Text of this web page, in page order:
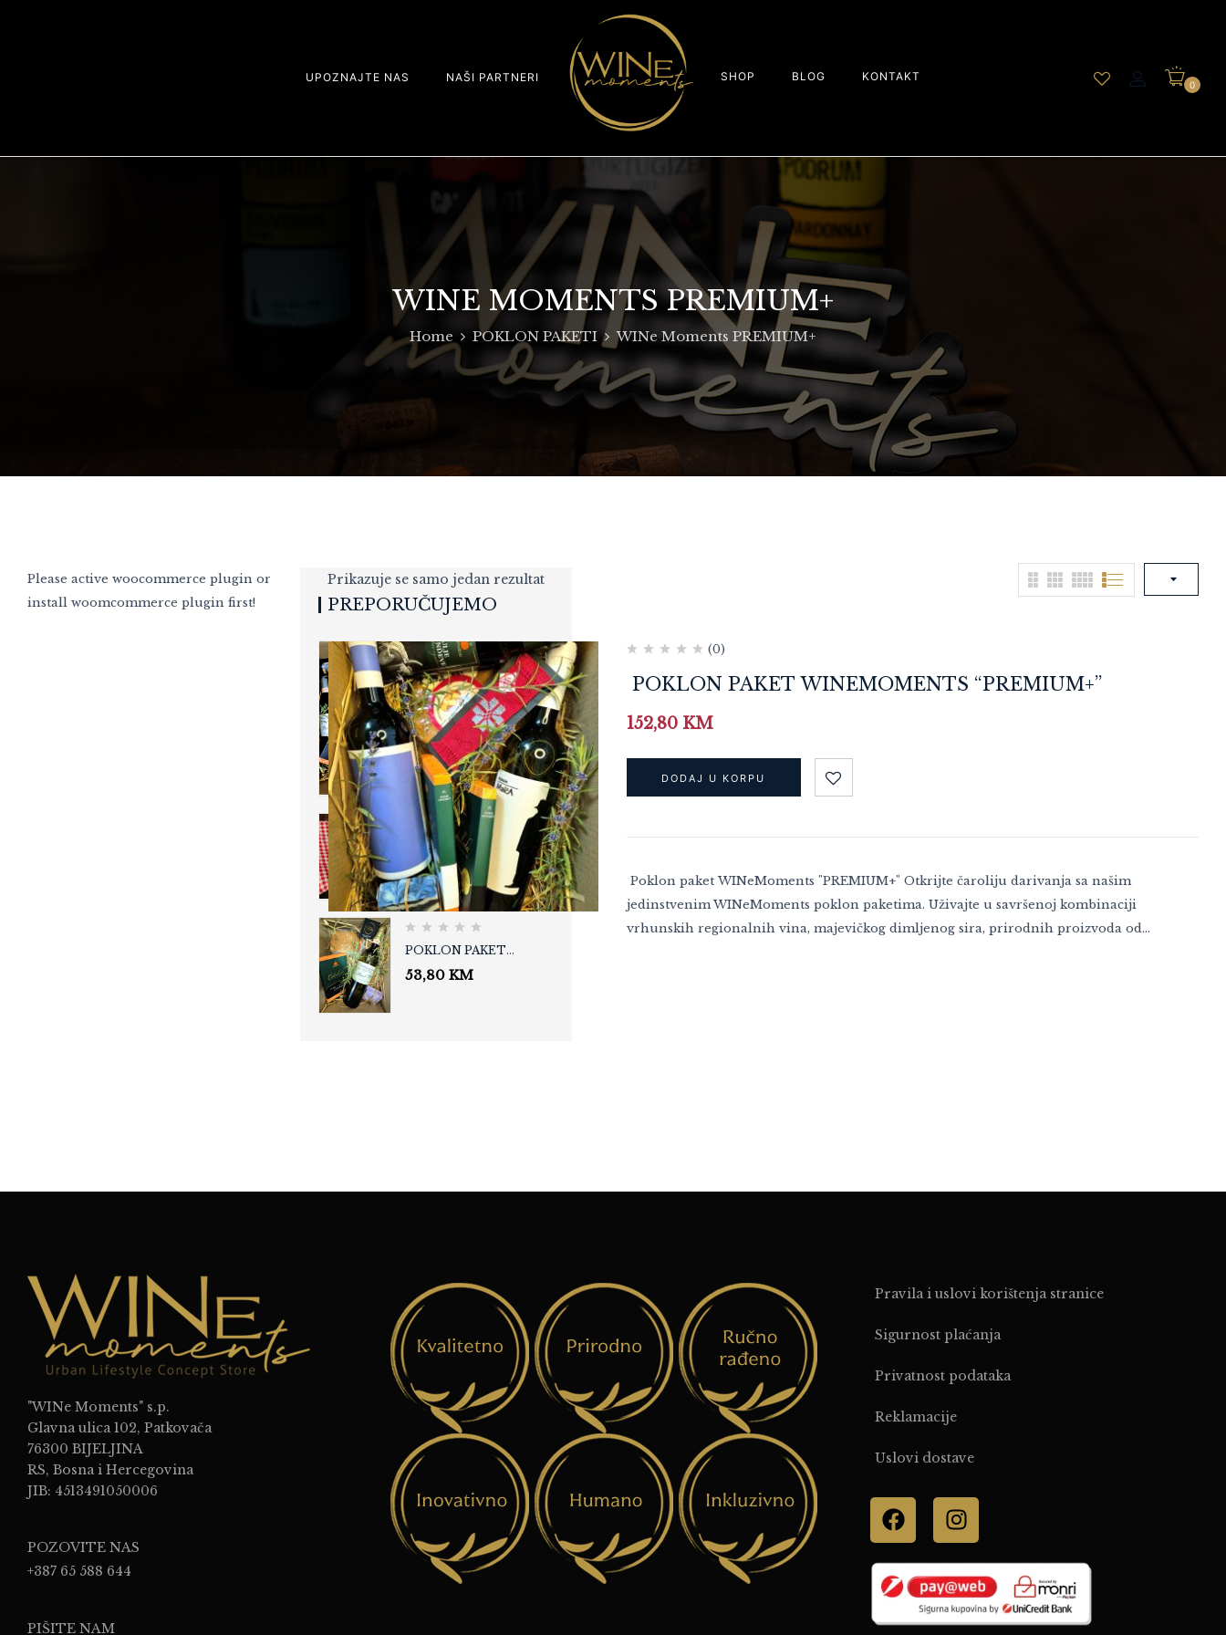
UPOZNAJTE NAS NAŠI PARTNERI SHOP BLOG KONTAKT
0
WINE MOMENTS PREMIUM+
Home POKLON PAKETI WINe Moments PREMIUM+
Please active woocommerce plugin or
install woomcommerce plugin first!
PREPORUČUJEMO
POKLON PAKET
WINEMOMENTS
„PREMIUM CLASSIC“
127,20KM
MAJEVIČKI DIMLJENI
SIR - MIX 1000
23,80KM
POKLON PAKET
WINEMOMENTS
„LIGHT“
53,80 KM
Prikazuje se samo jedan rezultat
(0)
POKLON PAKET WINEMOMENTS “PREMIUM+”
152,80 KM
DODAJ U KORPU
Poklon paket WINeMoments "PREMIUM+" Otkrijte čaroliju darivanja sa našim
jedinstvenim WINeMoments poklon paketima. Uživajte u savršenoj kombinaciji
vrhunskih regionalnih vina, majevičkog dimljenog sira, prirodnih proizvoda od…
"WINe Moments" s.p.
Glavna ulica 102, Patkovača
76300 BIJELJINA
RS, Bosna i Hercegovina
JIB: 4513491050006
POZOVITE NAS
+387 65 588 644
PIŠITE NAM
Pravila i uslovi korištenja stranice
Sigurnost plaćanja
Privatnost podataka
Reklamacije
Uslovi dostave